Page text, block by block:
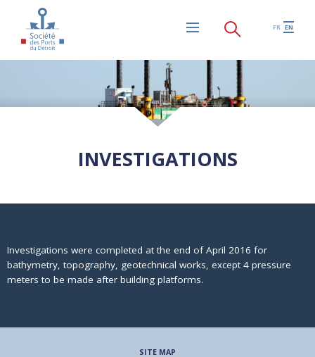
Skip to main content
FR EN
INVESTIGATIONS
Investigations were completed at the end of April 2016 for
bathymetry, topography, geotechnical works, except 4 pressure
meters to be made after building platforms.
SITE MAP